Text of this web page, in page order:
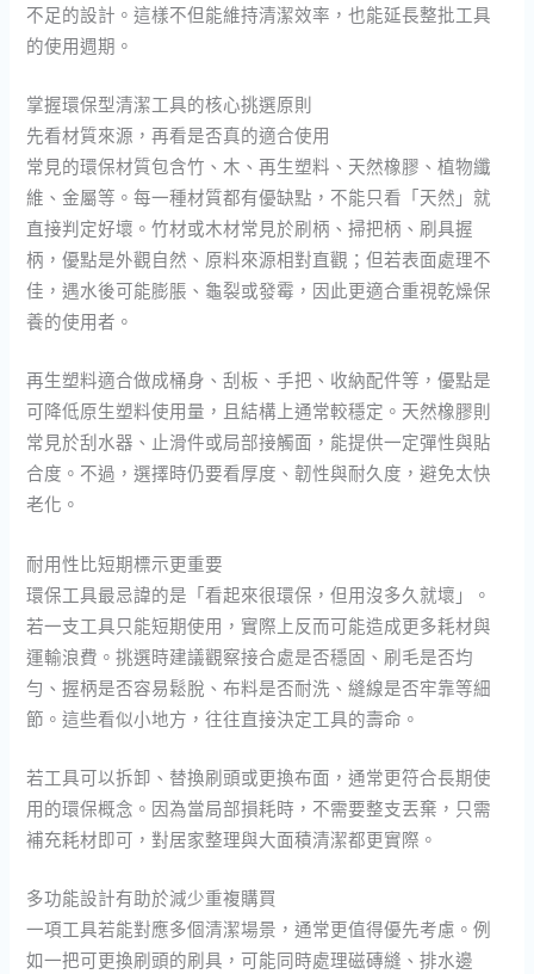
不足的設計。這樣不但能維持清潔效率，也能延長整批工具
的使用週期。
掌握環保型清潔工具的核心挑選原則
先看材質來源，再看是否真的適合使用
常見的環保材質包含竹、木、再生塑料、天然橡膠、植物纖
維、金屬等。每一種材質都有優缺點，不能只看「天然」就
直接判定好壞。竹材或木材常見於刷柄、掃把柄、刷具握
柄，優點是外觀自然、原料來源相對直觀；但若表面處理不
佳，遇水後可能膨脹、龜裂或發霉，因此更適合重視乾燥保
養的使用者。
再生塑料適合做成桶身、刮板、手把、收納配件等，優點是
可降低原生塑料使用量，且結構上通常較穩定。天然橡膠則
常見於刮水器、止滑件或局部接觸面，能提供一定彈性與貼
合度。不過，選擇時仍要看厚度、韌性與耐久度，避免太快
老化。
耐用性比短期標示更重要
環保工具最忌諱的是「看起來很環保，但用沒多久就壞」。
若一支工具只能短期使用，實際上反而可能造成更多耗材與
運輸浪費。挑選時建議觀察接合處是否穩固、刷毛是否均
勻、握柄是否容易鬆脫、布料是否耐洗、縫線是否牢靠等細
節。這些看似小地方，往往直接決定工具的壽命。
若工具可以拆卸、替換刷頭或更換布面，通常更符合長期使
用的環保概念。因為當局部損耗時，不需要整支丟棄，只需
補充耗材即可，對居家整理與大面積清潔都更實際。
多功能設計有助於減少重複購買
一項工具若能對應多個清潔場景，通常更值得優先考慮。例
如一把可更換刷頭的刷具，可能同時處理磁磚縫、排水邊